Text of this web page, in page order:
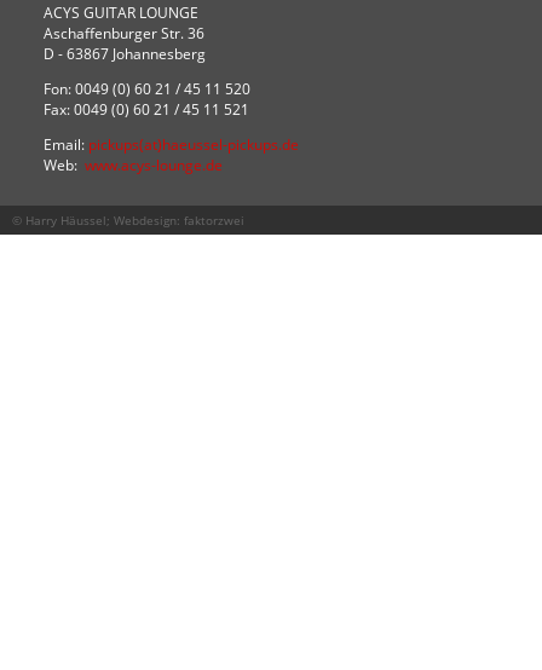
ACYS GUITAR LOUNGE
Aschaffenburger Str. 36
D - 63867 Johannesberg
Fon: 0049 (0) 60 21 / 45 11 520
Fax: 0049 (0) 60 21 / 45 11 521
Email: pickups(at)haeussel-pickups.de
Web: www.acys-lounge.de
© Harry Häussel; Webdesign: faktorzwei